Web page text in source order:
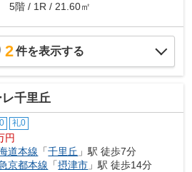
5階 / 1R / 21.60㎡
2件を表示する
千里丘
礼0
円
道本線 「千里丘 」駅 徒歩7分
京都本線 「摂津市 」駅 徒歩14分